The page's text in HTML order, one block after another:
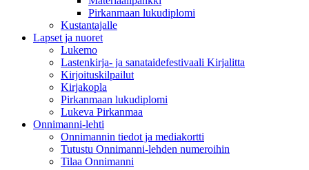
Pirkanmaan lukudiplomi
Kustantajalle
Lapset ja nuoret
Lukemo
Lastenkirja- ja sanataidefestivaali Kirjalitta
Kirjoituskilpailut
Kirjakopla
Pirkanmaan lukudiplomi
Lukeva Pirkanmaa
Onnimanni-lehti
Onnimannin tiedot ja mediakortti
Tutustu Onnimanni-lehden numeroihin
Tilaa Onnimanni